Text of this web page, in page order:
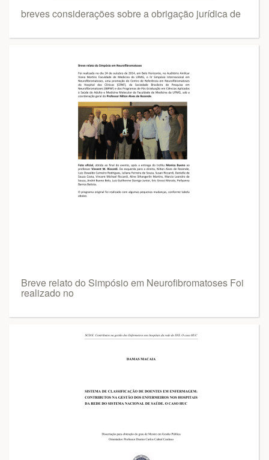
breves considerações sobre a obrigação jurídica de
Breve relato do Simpósio em Neurofibromatoses Foi
realizado no